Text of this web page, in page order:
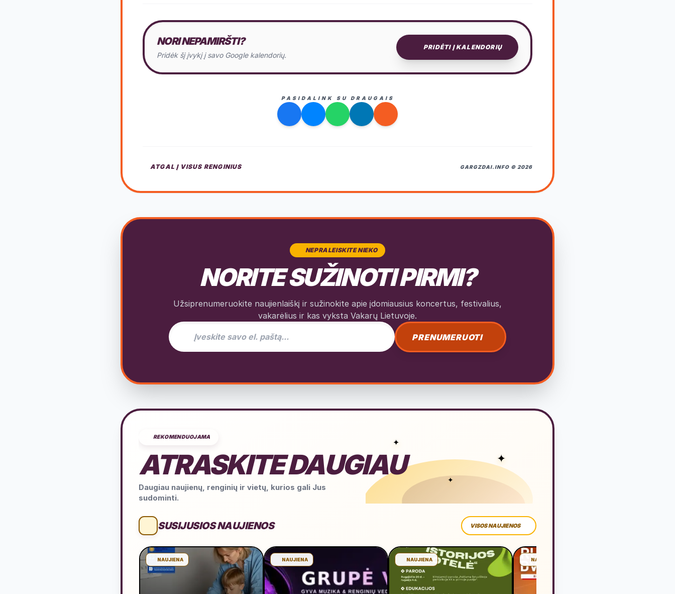
NORI NEPAMIRŠTI?
Pridėk šį įvykį į savo Google kalendorių.
PRIDĖTI Į KALENDORIŲ
PASIDALINK SU DRAUGAIS
ATGAL Į VISUS RENGINIUS GARGZDAI.INFO © 2026
NEPRALEISKITE NIEKO
NORITE SUŽINOTI PIRMI?
Užsiprenumeruokite naujienlaiškį ir sužinokite apie įdomiausius koncertus, festivalius,
vakarėlius ir kas vyksta Vakarų Lietuvoje.
El. pašto adresas naujienlaiškiui
PRENUMERUOTI
REKOMENDUOJAMA
ATRASKITE DAUGIAU
Daugiau naujienų, renginių ir vietų, kurios gali Jus
sudominti.
✦
✦
✦
SUSIJUSIOS NAUJIENOS VISOS NAUJIENOS
NAUJIENA NAUJIENA NAUJIENA NAUJIENA